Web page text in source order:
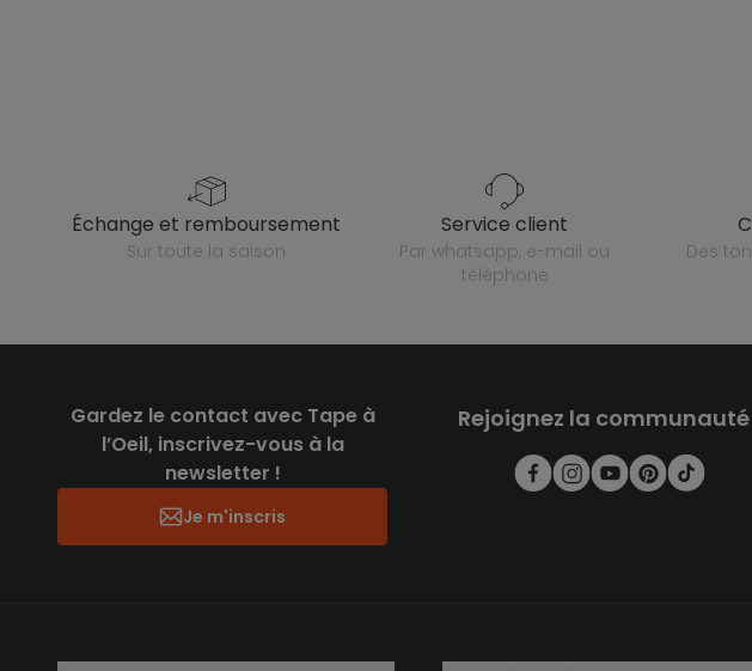
échange et remboursement
sur toute la saison
service client
par whatsapp, e-mail ou
téléphone
des
Gardez le contact avec Tape à
l’Oeil, inscrivez-vous à la
newsletter !
Je m'inscris
Rejoignez la communauté